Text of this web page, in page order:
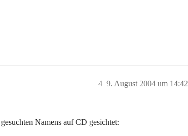
9. August 2004 um 14:42
4
Namens auf CD gesichtet: